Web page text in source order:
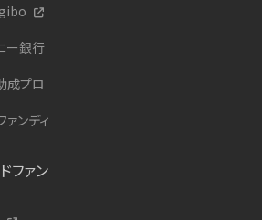
ー銀行
成プロ
ァンディ
ファン